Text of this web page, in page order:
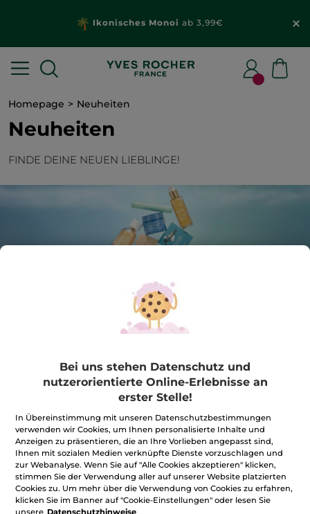
Ikonisches Monoi ab 3,99€
Homepage Neuheiten
Neuheiten
FINDE DEINE NEUEN LIEBLINGE!
100%unserer Aktivstoffe
sindpflanzlich
Wir bewirtschaften
unsere Felder
Bei uns stehen Datenschutz und
nutzerorientierte Online-Erlebnisse an
erster Stelle!
In Übereinstimmung mit unseren Datenschutzbestimmungen
verwenden wir Cookies, um Ihnen personalisierte Inhalte und
Anzeigen zu präsentieren, die an Ihre Vorlieben angepasst sind,
Ihnen mit sozialen Medien verknüpfte Dienste vorzuschlagen und
zur Webanalyse. Wenn Sie auf "Alle Cookies akzeptieren" klicken,
stimmen Sie der Verwendung aller auf unserer Website platzierten
Cookies zu. Um mehr über die Verwendung von Cookies zu erfahren,
klicken Sie im Banner auf "Cookie-Einstellungen" oder lesen Sie
unsere Datenschutzhinweise